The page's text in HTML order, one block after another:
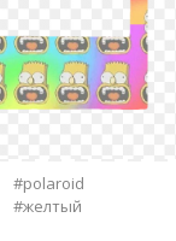
#polaroid
#желтый